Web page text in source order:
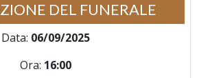
DEL FUNERALE
Data: 06/09/2025
Ora: 16:00